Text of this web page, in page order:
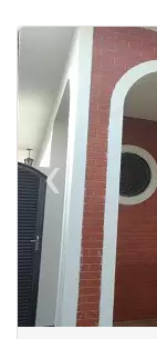
<
‹Previous